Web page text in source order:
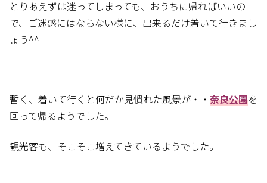
とりあえずは迷ってしまっても、おうちに帰ればいいの
で、ご迷惑にはならない様に、出来るだけ着いて行きまし
ょう^^
暫く、着いて行くと何だか見慣れた風景が・・ 奈良公園を
回って帰るようでした。
観光客も、そこそこ増えてきているようでした。